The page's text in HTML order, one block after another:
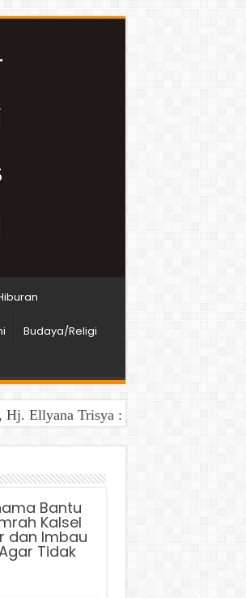
Budaya/Religi
Ellyana Trisya : Jalankan Amanah
Bantu
Kalsel
dan Imbau
Tidak